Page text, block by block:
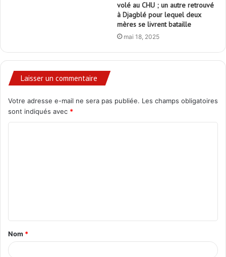
volé au CHU ; un autre retrouvé
à Djagblé pour lequel deux
mères se livrent bataille
mai 18, 2025
Laisser un commentaire
Votre adresse e-mail ne sera pas publiée. Les champs obligatoires
sont indiqués avec *
t
a
i
Nom *